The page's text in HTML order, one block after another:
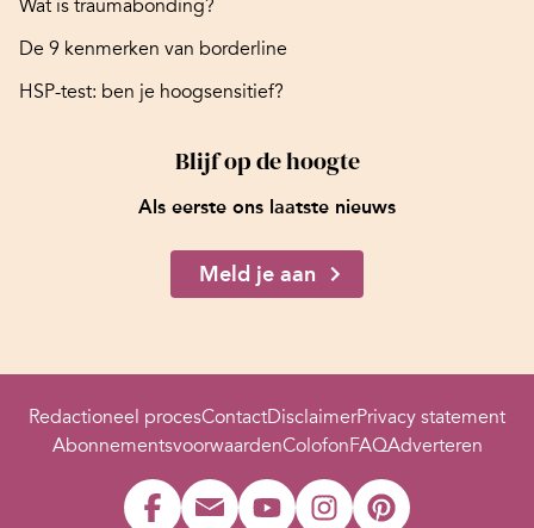
Wat is traumabonding?
De 9 kenmerken van borderline
HSP-test: ben je hoogsensitief?
Blijf op de hoogte
Als eerste ons laatste nieuws
Meld je aan
Redactioneel procesContactDisclaimerPrivacy statement
AbonnementsvoorwaardenColofonFAQAdverteren